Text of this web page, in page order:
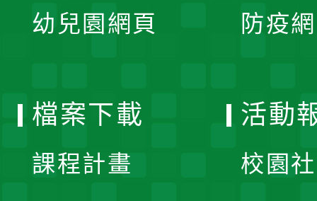
幼兒園網頁 防疫
檔案下載
課程計畫
活動
校園